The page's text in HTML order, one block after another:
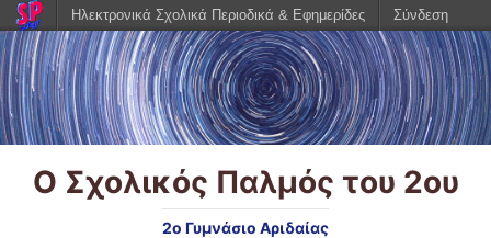
Ο Σχολικός Παλμός του 2ου
2ο Γυμνάσιο Αριδαίας
Ηλεκτρονικά Σχολικά Περιοδικά & Εφημερίδες Σύνδεση